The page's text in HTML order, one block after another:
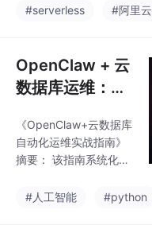
权限管理确保数据安
南，帮助用户快速实现
本地
方案。首先分析了Serv
热启动机制和动态资源
调度模型。随后详细解
析OpenClaw框架的三
引擎、声明式配置管理
和持续部署流水线。通
过一个排序服务案例，
（支持参数化模板）、
#serverless #阿里云
OpenClaw + 云
数据库运维：自
迁移 RDS/MyS
QL 云数据库
《OpenClaw+云数据库
自动化运维实战指南》
摘要： 该指南系统化解
心挑战：1）数据安全
#人工智能 #python